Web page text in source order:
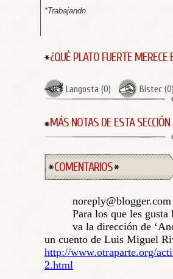
*Trabajando.
¿QUÉ PLATO FUERTE MERECE
Langosta (0) Bistec (0
MÁS NOTAS DE ESTA SECCIÓN
COMENTARIOS
Para los que les gusta
va la dirección de
un cuento de Luis Miguel
http://www.otraparte.org/
2.html